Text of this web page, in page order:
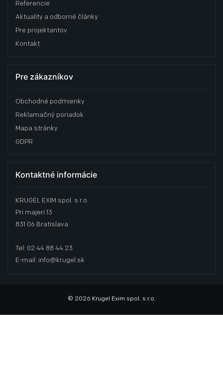
Referencie
Aktuality a odborné články
Pre projektantov
Kontakt
Pre zákazníkov
Obchodné podmienky
Reklamačný poriadok
Mapa stránky
GDPR
Kontaktné informácie
KRUGEL EXIM spol. s r.o.
Pri majeri 13
831 06 Bratislava
Tel: 02 44 88 44 23
E-mail: info@krugel.sk
© 2026 Krugel Exim spol. s.r.o.